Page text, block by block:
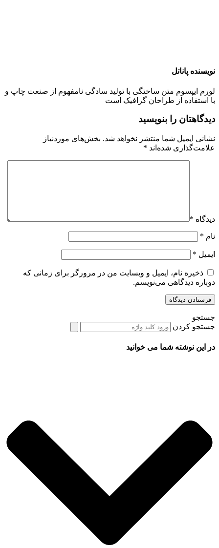
نویسنده پاناتل
لورم ایپسوم متن ساختگی با تولید سادگی نامفهوم از صنعت چاپ و
با استفاده از طراحان گرافیک است
دیدگاهتان را بنویسید
نشانی ایمیل شما منتشر نخواهد شد. بخش‌های موردنیاز
علامت‌گذاری شده‌اند *
دیدگاه *
نام *
ایمیل *
ذخیره نام، ایمیل و وبسایت من در مرورگر برای زمانی که
دوباره دیدگاهی می‌نویسم.
جستجو
جستجو کردن
در این نوشته شما می خوانید